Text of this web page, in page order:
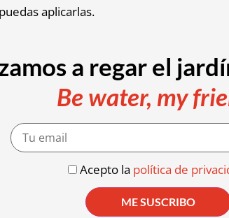
aplicarlas.
a regar el
Be water, my
Acepto la política de